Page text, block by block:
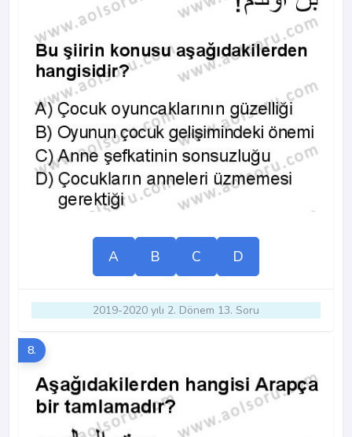
A B C D
2019-2020 yılı 2. Dönem 13. Soru
8.